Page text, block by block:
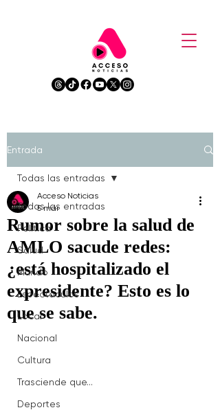
Entrada
Todas las entradas
Política
Salud
Mundo
Espectáculos
Local
Nacional
Cultura
Trasciende que...
Deportes
Todas las entradas
Rumor sobre la salud de
AMLO sacude redes:
¿está hospitalizado el
expresidente? Esto es lo
que se sabe.
Acceso Noticias
5 mar